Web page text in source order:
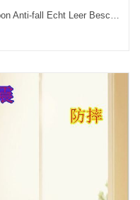
Sony Xperia E5 Hoesje Mobiele Telefoon Anti-fall Echt Leer Bescherming Donkerblauw Kopen